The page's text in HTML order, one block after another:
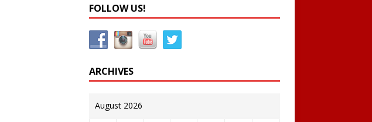
FOLLOW US!
ARCHIVES
August 2026